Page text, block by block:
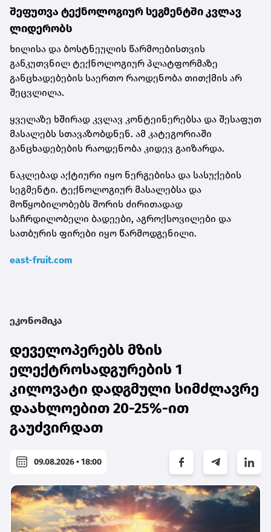
შეფუთვა ტექნოლოგიურ სეგმენტში კვლავ
ლიდერობს
ხილისა და ბოსტნეულის წარმოებისთვის
განკუთვნილ ტექნოლოგიურ პლატფორმაზე
განცხადებების საერთო რაოდენობა თითქმის არ
შეცვლილა.
ყველაზე ხშირად კვლავ კონტეინერებსა და შესაფუთ
მასალებს სთავაზობდნენ. ამ კატეგორიაში
განცხადებების რაოდენობა კიდევ გაიზარდა.
ნაკლებად აქტიური იყო ნერგებისა და სასუქების
სეგმენტი. ტექნოლოგიურ მასალებსა და
მოწყობილობებს შორის ძირითადად
საჩრდილობელი ბადეები, აგროქსოვილები და
სათბურის ფირები იყო წარმოდგენილი.
east-fruit.com
ეკონომიკა
დეველოპერებს მზის
ელექტროსადგურების 1
კილოვატი დადგმული სიმძლავრე
დაახლოებით 20-25%-ით
გაუძვირდათ
09.08.2026 • 18:00